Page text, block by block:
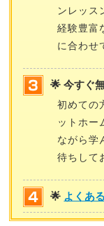
ンレッス
経験豊富
に合わせ
🌟 今すぐ
初めての
ットホー
ながら学
待ちして
🌟 よくあ